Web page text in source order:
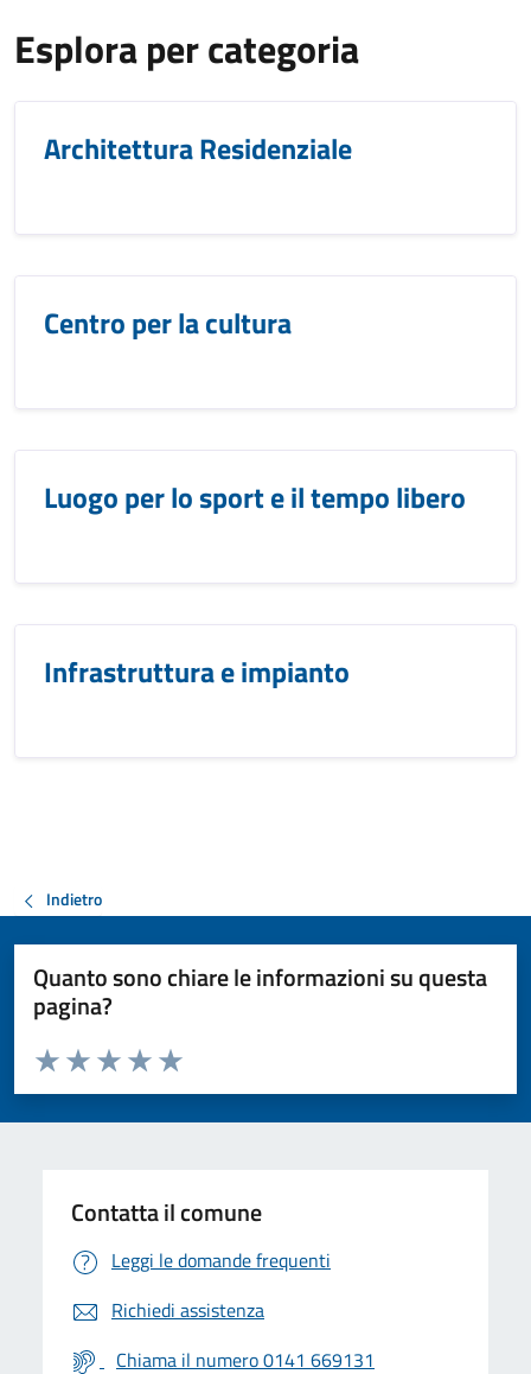
Esplora per categoria
Architettura Residenziale
Centro per la cultura
Luogo per lo sport e il tempo libero
Infrastruttura e impianto
Indietro
Quanto sono chiare le informazioni su questa
pagina?
Valuta da 1 a 5 stelle la pagina
Valuta 5 stelle su 5
Valuta 4 stelle su 5
Valuta 3 stelle su 5
Valuta 2 stelle su 5
Valuta 1 stelle su 5
Contatta il comune
Leggi le domande frequenti
Richiedi assistenza
Chiama il numero 0141 669131